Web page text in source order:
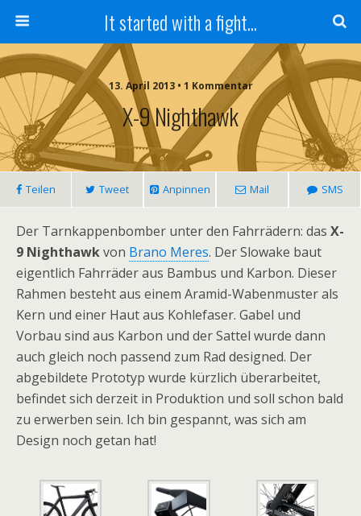
It started with a fight...
13. April 2013 • 1 Kommentar
X-9 Nighthawk
Teilen Tweet Anpinnen Mail SMS
Der Tarnkappenbomber unter den Fahrrädern: das X-
9 Nighthawkvon Brano Meres. Der Slowake baut
eigentlich Fahrräder aus Bambus und Karbon. Dieser
Rahmen besteht aus einem Aramid-Wabenmuster als
Kern und einer Haut aus Kohlefaser. Gabel und
Vorbau sind aus Karbon und der Sattel wurde dann
auch gleich noch passend zum Rad designed. Der
abgebildete Prototyp wurde kürzlich überarbeitet,
befindet sich derzeit in Produktion und soll schon bald
zu erwerben sein. Ich bin gespannt, was sich am
Design noch getan hat!